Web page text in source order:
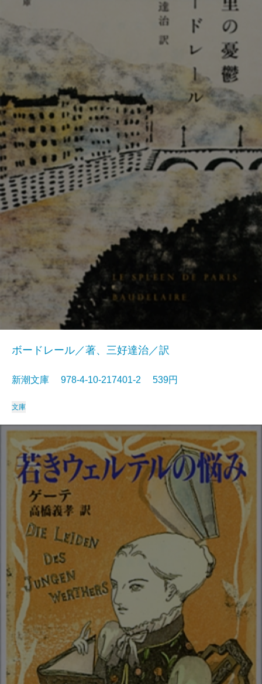
ボードレール／著、三好達治／訳
新潮文庫 978-4-10-217401-2 539円
文庫